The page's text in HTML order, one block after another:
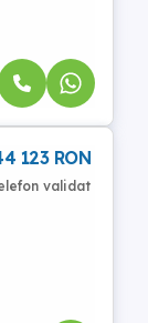
123 RON
validat